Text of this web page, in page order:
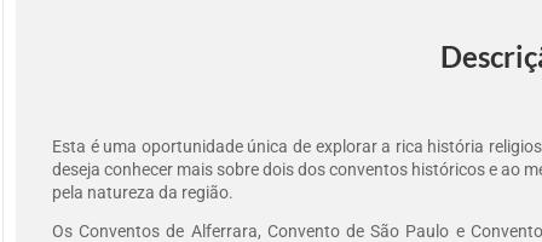
Esta é uma oportunidade única de explorar a rica história
deseja conhecer mais sobre dois dos conventos históricos e ao
pela natureza da região.
Os Conventos de Alferrara, Convento de São Paulo e